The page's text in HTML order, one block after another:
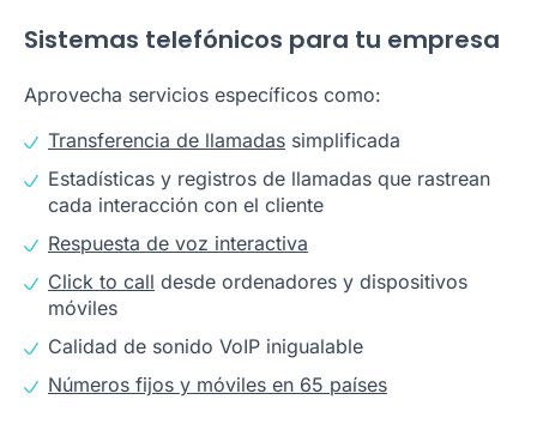
Sistemas telefónicos para tu empresa
Aprovecha servicios específicos como:
Transferencia de llamadas simplificada
Estadísticas y registros de llamadas que rastrean
cada interacción con el cliente
Respuesta de voz interactiva
Click to call desde ordenadores y dispositivos
móviles
Calidad de sonido VoIP inigualable
Números fijos y móviles en 65 países